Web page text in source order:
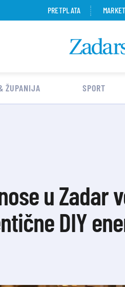
PRETPLATA
ŽUPANIJA SPORT
u Zadar
DIY